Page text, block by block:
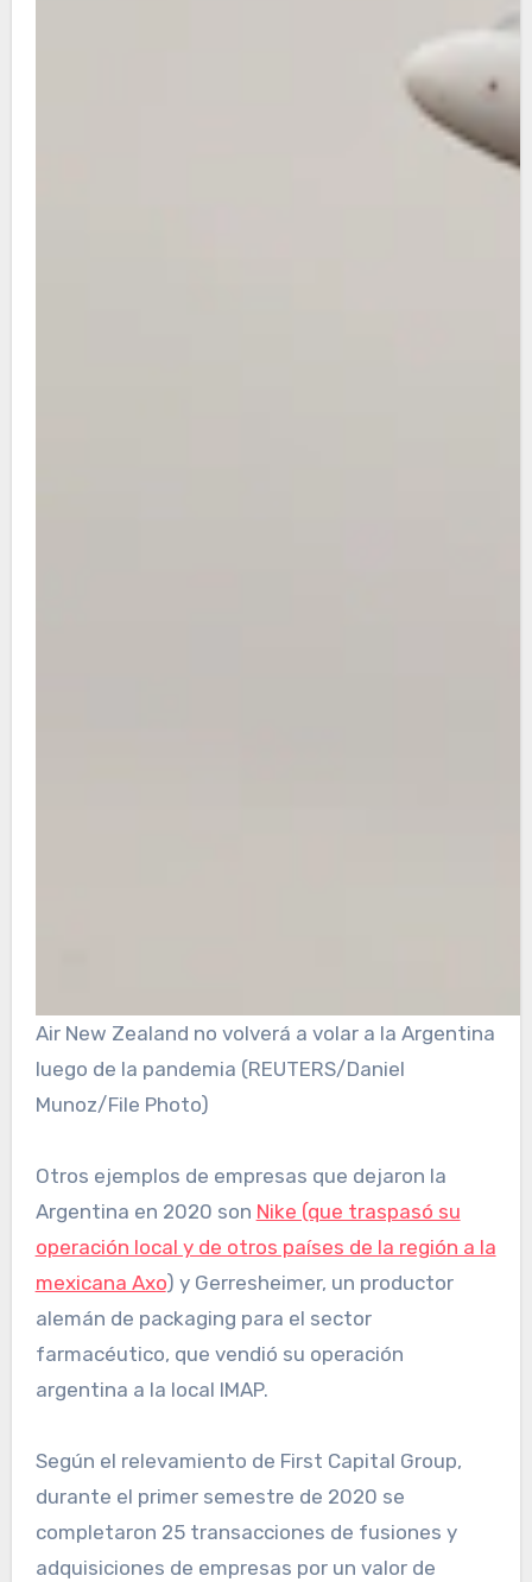
Air New Zealand no volverá a volar a la Argentina
luego de la pandemia (REUTERS/Daniel
Munoz/File Photo)
Otros ejemplos de empresas que dejaron la
Argentina en 2020 son Nike (que traspasó su
operación local y de otros países de la región a la
mexicana Axo) y Gerresheimer, un productor
alemán de packaging para el sector
farmacéutico, que vendió su operación
argentina a la local IMAP.
Según el relevamiento de First Capital Group,
durante el primer semestre de 2020 se
completaron 25 transacciones de fusiones y
adquisiciones de empresas por un valor de